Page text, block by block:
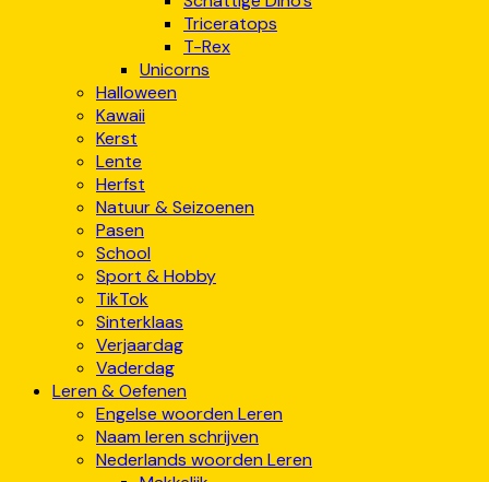
Triceratops
T-Rex
Unicorns
Halloween
Kawaii
Kerst
Lente
Herfst
Natuur & Seizoenen
Pasen
School
Sport & Hobby
TikTok
Sinterklaas
Verjaardag
Vaderdag
Leren & Oefenen
Engelse woorden Leren
Naam leren schrijven
Nederlands woorden Leren